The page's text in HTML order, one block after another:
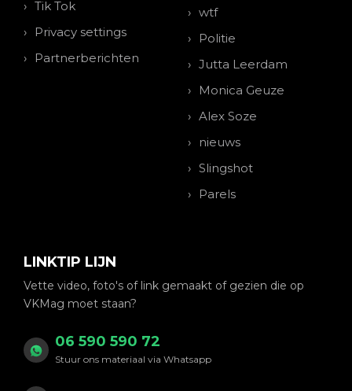
Tik Tok
Privacy settings
Partnerberichten
wtf
Politie
Jutta Leerdam
Monica Geuze
Alex Soze
nieuws
Slingshot
Parels
LINKTIP LIJN
Vette video, foto's of link gemaakt of gezien die op
VKMag moet staan?
06 590 590 72
Stuur ons materiaal via Whatsapp